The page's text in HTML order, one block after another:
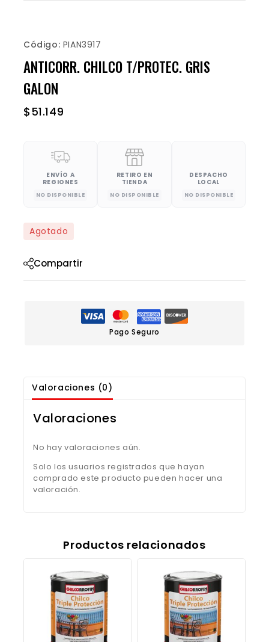
Código: PIAN3917
ANTICORR. CHILCO T/PROTEC. GRIS
GALON
$51.149
ENVÍO A
REGIONES
NO DISPONIBLE
RETIRO EN
TIENDA
NO DISPONIBLE
DESPACHO
LOCAL
NO DISPONIBLE
Agotado
Compartir
Pago Seguro
Valoraciones (0)
Valoraciones
No hay valoraciones aún.
Solo los usuarios registrados que hayan
comprado este producto pueden hacer una
valoración.
Productos relacionados